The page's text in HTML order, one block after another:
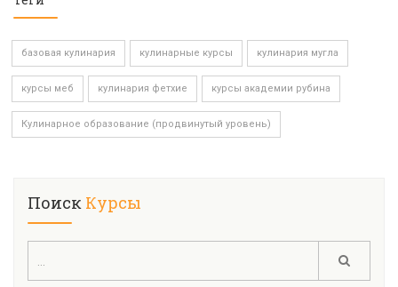
базовая кулинария кулинарные курсы кулинария мугла
курсы меб кулинария фетхие курсы академии рубина
Кулинарное образование (продвинутый уровень)
Поиск Курсы